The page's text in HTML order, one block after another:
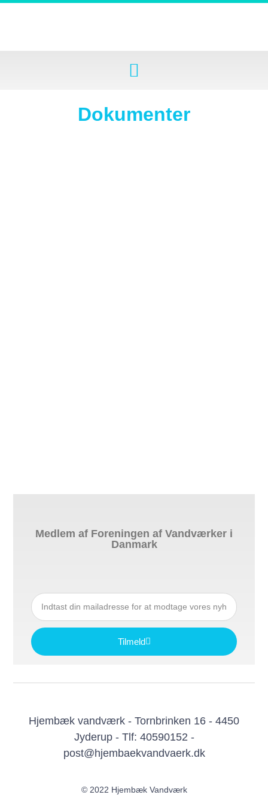
Dokumenter
Medlem af Foreningen af Vandværker i
Danmark
Tilmeld
Hjembæk vandværk - Tornbrinken 16 - 4450
Jyderup - Tlf: 40590152 -
post@hjembaekvandvaerk.dk
© 2022 Hjembæk Vandværk